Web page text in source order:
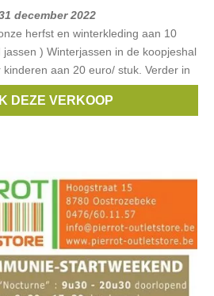
december 2022
herfst en winterkleding aan 10
) Winterjassen in de koopjeshal
aan 20 euro/ stuk. Verder in
, Superdry,G-Star,Someone
DEZE VERKOOP